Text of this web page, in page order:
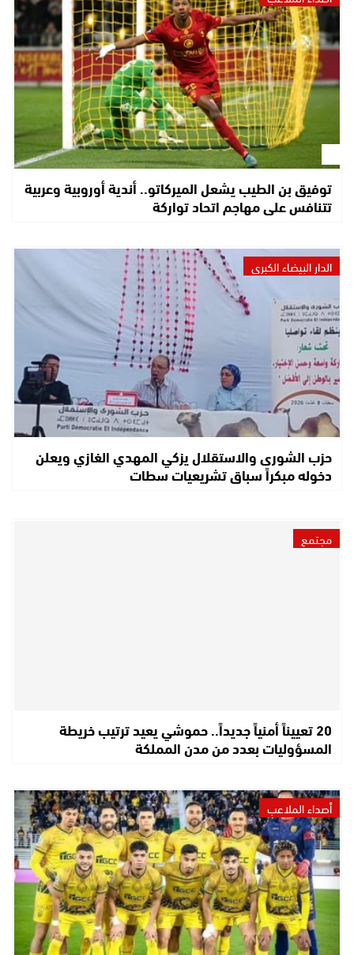
توفيق بن الطيب يشعل الميركاتو.. أندية أوروبية وعربية
تتنافس على مهاجم اتحاد تواركة
الدار البيضاء الكبرى
حزب الشورى والاستقلال يزكي المهدي الغازي ويعلن
دخوله مبكراً سباق تشريعيات سطات
مجتمع
20 تعييناً أمنياً جديداً.. حموشي يعيد ترتيب خريطة
المسؤوليات بعدد من مدن المملكة
أصداء الملاعب